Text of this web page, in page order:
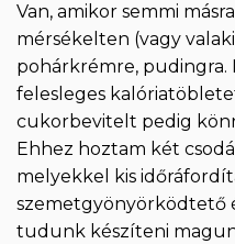
Van, amikor semmi
mérsékelten (vagy
pohárkrémre, pudingra.
felesleges
cukorbevitelt pedig
Ehhez hoztam két
melyekkel kis
szemetgyönyörködtető
tudunk készíteni